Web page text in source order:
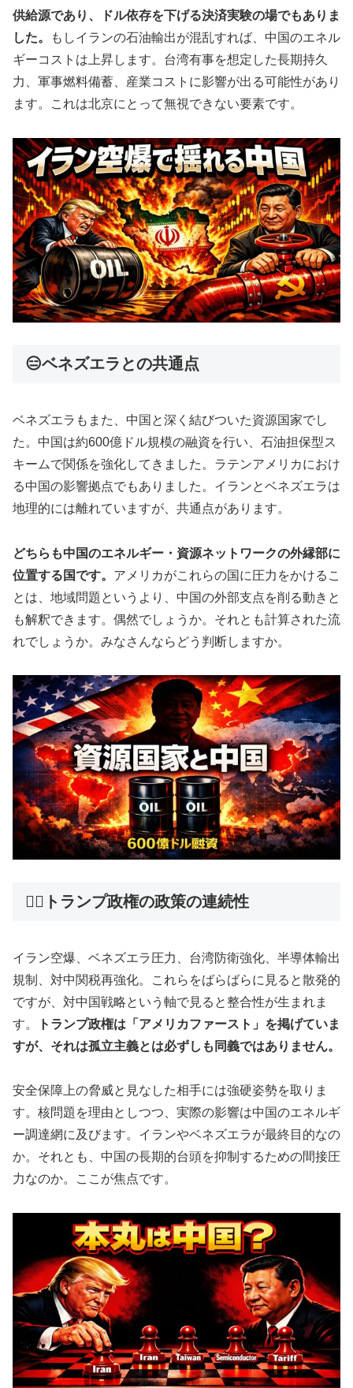
供給源であり、ドル依存を下げる決済実験の場でもありま
した。
もしイランの石油輸出が混乱すれば、中国のエネル
ギーコストは上昇します。台湾有事を想定した長期持久
力、軍事燃料備蓄、産業コストに影響が出る可能性があり
ます。これは北京にとって無視できない要素です。
😑ベネズエラとの共通点
ベネズエラもまた、中国と深く結びついた資源国家でし
た。中国は約600億ドル規模の融資を行い、石油担保型ス
キームで関係を強化してきました。ラテンアメリカにおけ
る中国の影響拠点でもありました。イランとベネズエラは
地理的には離れていますが、共通点があります。
どちらも中国のエネルギー・資源ネットワークの外縁部に
位置する国です。 アメリカがこれらの国に圧力をかけるこ
とは、地域問題というより、中国の外部支点を削る動きと
も解釈できます。偶然でしょうか。それとも計算された流
れでしょうか。みなさんならどう判断しますか。
😶‍🌫️トランプ政権の政策の連続性
イラン空爆、ベネズエラ圧力、台湾防衛強化、半導体輸出
規制、対中関税再強化。これらをばらばらに見ると散発的
ですが、対中国戦略という軸で見ると整合性が生まれま
す。
トランプ政権は「アメリカファースト」を掲げていま
すが、それは孤立主義とは必ずしも同義ではありません。
安全保障上の脅威と見なした相手には強硬姿勢を取りま
す。核問題を理由としつつ、実際の影響は中国のエネルギ
ー調達網に及びます。イランやベネズエラが最終目的なの
か。それとも、中国の長期的台頭を抑制するための間接圧
力なのか。ここが焦点です。